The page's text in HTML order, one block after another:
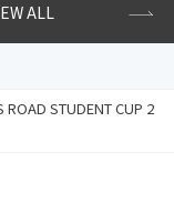
ALL
ROAD STUDENT CUP 2